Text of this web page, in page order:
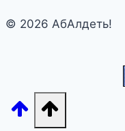
© 2026 АбАлдеть!